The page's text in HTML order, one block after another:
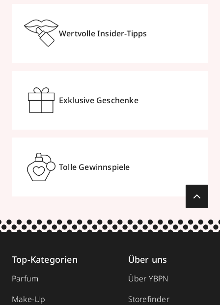
Wertvolle Insider-Tipps
Exklusive Geschenke
Tolle Gewinnspiele
Top-Kategorien
Parfum
Make-Up
Über uns
Über YBPN
Storefinder